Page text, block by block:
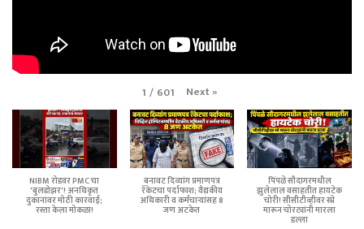
1 / 601 Next»
NIBM रोडवर PMC चा
'बुलडोझर'! अनधिकृत
दुकानांवर मोठी कारवाई;
रस्ता केला मोकळा!
बनावट दिव्यांग प्रमाणपत्र
रॅकेटचा पर्दाफाश; वैद्यकीय
अधिकारी व कर्मचाऱ्यांसह 8
जण अटकेत
पिंपळे सौदागरमधील
झुलेलाल वसाहतीत हायटेक
चोरी! सीसीटीव्हीवर स्प्रे
मारून चोरट्यांनी मारला
डल्ला